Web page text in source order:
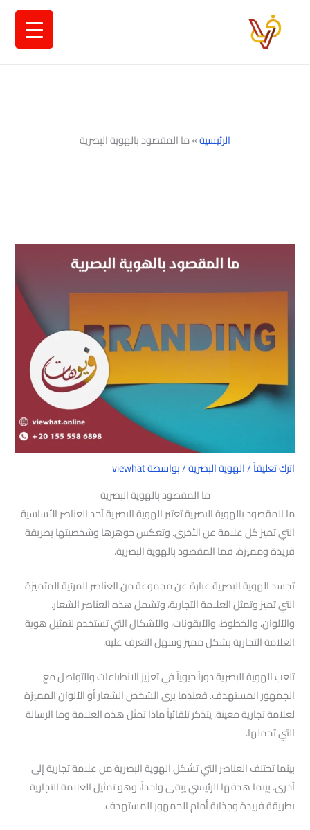
الرئيسية»ما المقصود بالهوية البصرية
اترك تعليقاً/الهوية البصرية/ بواسطةviewhat
ما المقصود بالهوية البصرية
ما المقصود بالهوية البصرية تعتبر الهوية البصرية أحد العناصر الأساسية
التي تميز كل علامة عن الأخرى. وتعكس جوهرها وشخصيتها بطريقة
فريدة ومميزة. فما المقصود بالهوية البصرية.
تجسد الهوية البصرية عبارة عن مجموعة من العناصر المرئية المتميزة
التي تميز وتمثل العلامة التجارية، وتشمل هذه العناصر الشعار.
والألوان، والخطوط، والأيقونات، والأشكال التي تستخدم لتمثيل هوية
العلامة التجارية بشكل مميز وسهل التعرف عليه.
تلعب الهوية البصرية دوراً حيوياً في تعزيز الانطباعات والتواصل مع
الجمهور المستهدف. فعندما يرى الشخص الشعار أو الألوان المميزة
لعلامة تجارية معينة. يتذكر تلقائياً ماذا تمثل هذه العلامة وما الرسالة
التي تحملها.
بينما تختلف العناصر التي تشكل الهوية البصرية من علامة تجارية إلى
أخرى. بينما هدفها الرئيسي يبقى واحداً، وهو تمثيل العلامة التجارية
بطريقة فريدة وجذابة أمام الجمهور المستهدف.